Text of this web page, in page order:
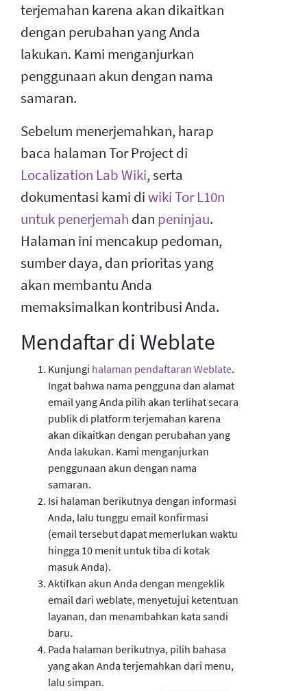
terjemahan karena akan dikaitkan
dengan perubahan yang Anda
lakukan. Kami menganjurkan
penggunaan akun dengan nama
samaran.
Sebelum menerjemahkan, harap
baca halaman Tor Project di
Localization Lab Wiki, serta
dokumentasi kami diwiki Tor L10n
untuk penerjemah dan peninjau.
Halaman ini mencakup pedoman,
sumber daya, dan prioritas yang
akan membantu Anda
memaksimalkan kontribusi Anda.
Mendaftar di Weblate
Kunjungi halaman pendaftaran Weblate.
Ingat bahwa nama pengguna dan alamat
email yang Anda pilih akan terlihat secara
publik di platform terjemahan karena
akan dikaitkan dengan perubahan yang
Anda lakukan. Kami menganjurkan
penggunaan akun dengan nama
samaran.
Isi halaman berikutnya dengan informasi
Anda, lalu tunggu email konfirmasi
(email tersebut dapat memerlukan waktu
hingga 10 menit untuk tiba di kotak
masuk Anda).
Aktifkan akun Anda dengan mengeklik
email dari weblate, menyetujui ketentuan
layanan, dan menambahkan kata sandi
baru.
Pada halaman berikutnya, pilih bahasa
yang akan Anda terjemahkan dari menu,
lalu simpan.